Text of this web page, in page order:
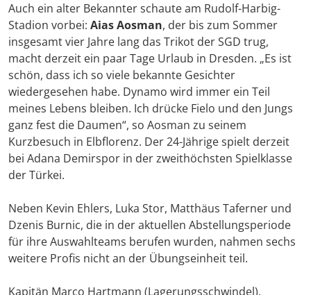
Auch ein alter Bekannter schaute am Rudolf-Harbig-
Stadion vorbei: Aias Aosman, der bis zum Sommer
insgesamt vier Jahre lang das Trikot der SGD trug,
macht derzeit ein paar Tage Urlaub in Dresden. „Es ist
schön, dass ich so viele bekannte Gesichter
wiedergesehen habe. Dynamo wird immer ein Teil
meines Lebens bleiben. Ich drücke Fielo und den Jungs
ganz fest die Daumen“, so Aosman zu seinem
Kurzbesuch in Elbflorenz. Der 24-Jährige spielt derzeit
bei Adana Demirspor in der zweithöchsten Spielklasse
der Türkei.
Neben Kevin Ehlers, Luka Stor, Matthäus Taferner und
Dzenis Burnic, die in der aktuellen Abstellungsperiode
für ihre Auswahlteams berufen wurden, nahmen sechs
weitere Profis nicht an der Übungseinheit teil.
Kapitän Marco Hartmann (Lagerungsschwindel),